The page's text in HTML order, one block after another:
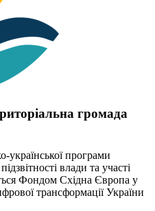
громада
української програми
влади та участі
Фондом Східна Європа у
трансформації України